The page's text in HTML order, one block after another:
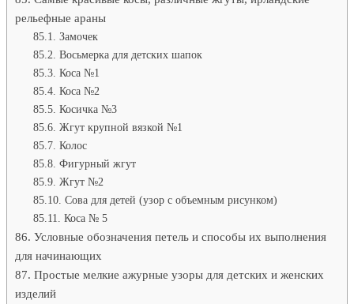
рельефные араны
Замочек
Восьмерка для детских шапок
Коса №1
Коса №2
Косичка №3
Жгут крупной вязкой №1
Колос
Фигурный жгут
Жгут №2
Сова для детей (узор с объемным рисунком)
Коса № 5
Условные обозначения петель и способы их выполнения
для начинающих
Простые мелкие ажурные узоры для детских и женских
изделий